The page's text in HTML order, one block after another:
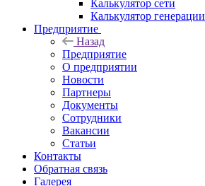
Калькулятор сети
Калькулятор генерации
Предприятие
Назад
Предприятие
О предприятии
Новости
Партнеры
Документы
Сотрудники
Вакансии
Статьи
Контакты
Обратная связь
Галерея